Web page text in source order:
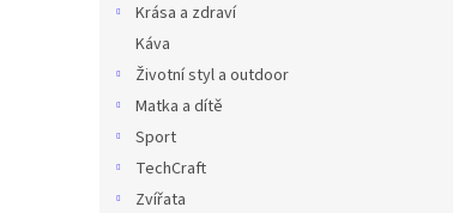
Krása a zdraví
Káva
Životní styl a outdoor
Matka a dítě
Sport
TechCraft
Zvířata